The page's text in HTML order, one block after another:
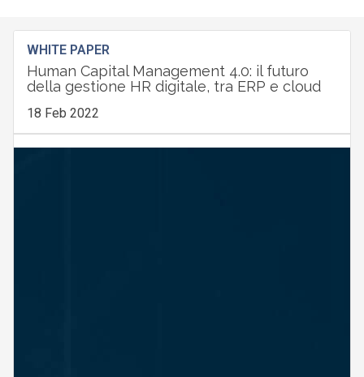
WHITE PAPER
Human Capital Management 4.0: il futuro
della gestione HR digitale, tra ERP e cloud
18 Feb 2022